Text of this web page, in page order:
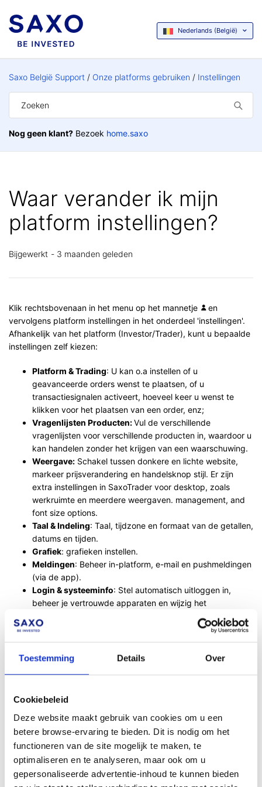
Toestemming Details Over
Cookiebeleid
Deze website maakt gebruik van cookies om u een
betere browse-ervaring te bieden. Dit is nodig om het
functioneren van de site mogelijk te maken, te
optimaliseren en te analyseren, maar ook om u
gepersonaliseerde advertentie-inhoud te kunnen bieden
Nederlands (België)
Saxo België Support Onze platforms gebruiken Instellingen
Nog geen klant? Bezoek home.saxo
Waar verander ik mijn
platform instellingen?
Bijgewerkt 3 maanden geleden
Klik rechtsbovenaan in het menu op het mannetje
en
vervolgens platform instellingen in het onderdeel 'instellingen'.
Afhankelijk van het platform (Investor/Trader), kunt u bepaalde
instellingen zelf kiezen:
Platform & Trading: U kan o.a instellen of u
geavanceerde orders wenst te plaatsen, of u
transactiesignalen activeert, hoeveel keer u wenst te
klikken voor het plaatsen van een order, enz;
Vragenlijsten Producten:Vul de verschillende
vragenlijsten voor verschillende producten in, waardoor u
kan handelen zonder het krijgen van een waarschuwing.
Weergave: Schakel tussen donkere en lichte website,
markeer prijsverandering en handelsknop stijl. Er zijn
extra instellingen in SaxoTrader voor desktop, zoals
werkruimte en meerdere weergaven. management, and
font size options.
Taal & Indeling: Taal, tijdzone en formaat van de getallen,
datums en tijden.
Grafiek: grafieken instellen.
Meldingen: Beheer in-platform, e-mail en pushmeldingen
(via de app).
Login & systeeminfo: Stel automatisch uitloggen in,
beheer je vertrouwde apparaten en wijzig het
zijn op alle platformen. Investor heeft bijvoorbeeld minder
mogelijkheden om te personalisren dan SaxoTrader en
FacebookLinkedIn